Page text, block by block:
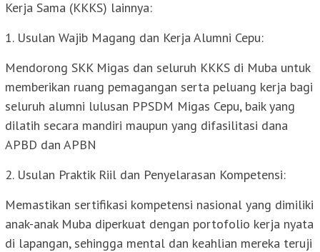
Kerja Sama (KKKS) lainnya:
1. Usulan Wajib Magang dan Kerja Alumni Cepu:
Mendorong SKK Migas dan seluruh KKKS di Muba untuk
memberikan ruang pemagangan serta peluang kerja bagi
seluruh alumni lulusan PPSDM Migas Cepu, baik yang
dilatih secara mandiri maupun yang difasilitasi dana
APBD dan APBN
2. Usulan Praktik Riil dan Penyelarasan Kompetensi:
Memastikan sertifikasi kompetensi nasional yang dimiliki
anak-anak Muba diperkuat dengan portofolio kerja nyata
di lapangan, sehingga mental dan keahlian mereka teruji